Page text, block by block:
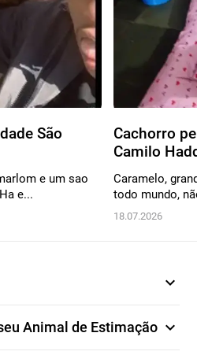
São
e um sao
e...
Cachorro
Camilo
Caramelo,
todo mundo,
18.07.2026
expand_more
Animal de Estimação expand_more